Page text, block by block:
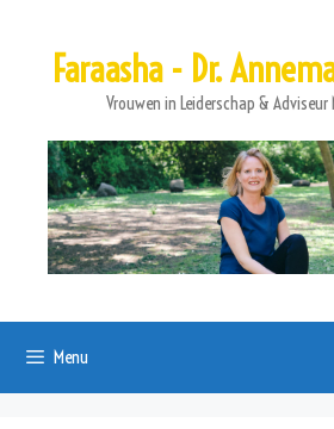
Faraasha - Dr.
Vrouwen in Leiderschap & Adviseur
Menu